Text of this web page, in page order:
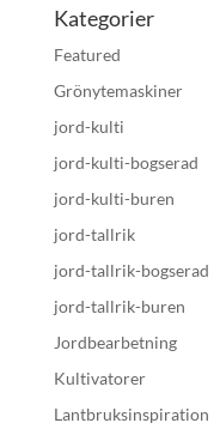
Kategorier
Featured
Grönytemaskiner
jord-kulti
jord-kulti-bogserad
jord-kulti-buren
jord-tallrik
jord-tallrik-bogserad
jord-tallrik-buren
Jordbearbetning
Kultivatorer
Lantbruksinspiration